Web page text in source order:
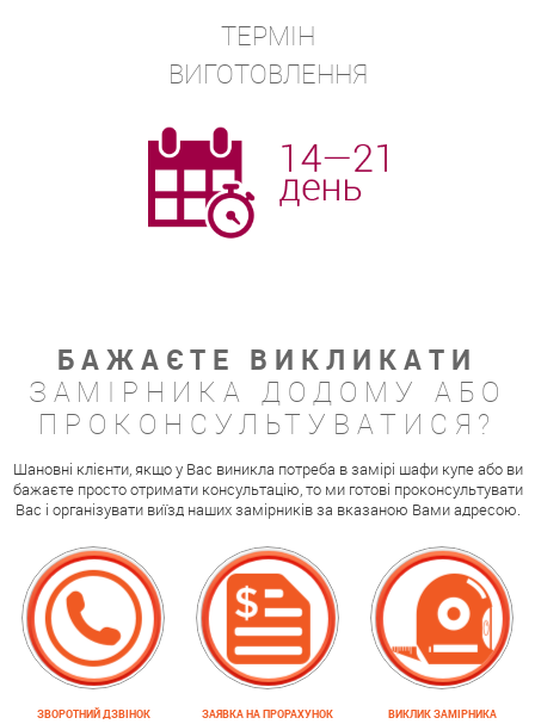
ТЕРМІН
ВИГОТОВЛЕННЯ
БАЖАЄТЕ ВИКЛИКАТИ
ЗАМІРНИКА ДОДОМУ АБО
ПРОКОНСУЛЬТУВАТИСЯ?
Шановні клієнти, якщо у Вас виникла потреба в замірі шафи купе або ви
бажаєте просто отримати консультацію, то ми готові проконсультувати
Вас і організувати виїзд наших замірників за вказаною Вами адресою.
ЗВОРОТНИЙ ДЗВІНОК ЗАЯВКА НА ПРОРАХУНОК ВИКЛИК ЗАМІРНИКА